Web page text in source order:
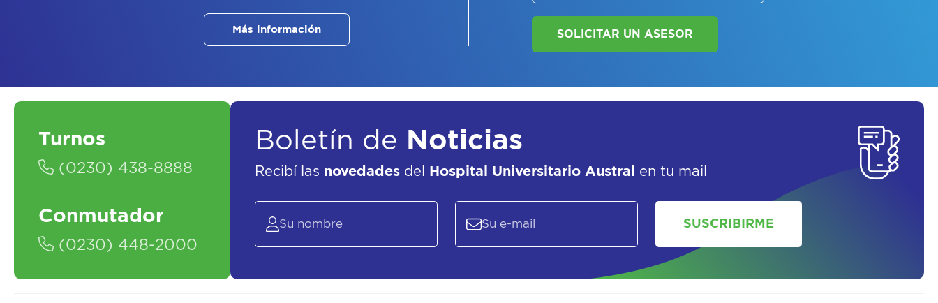
Más información
Turnos
(0230) 438-8888
Conmutador
(0230) 448-2000
Boletín de Noticias
Recibí las novedades del Hospital Universitario Austral en tu mail
SUSCRIBIRME